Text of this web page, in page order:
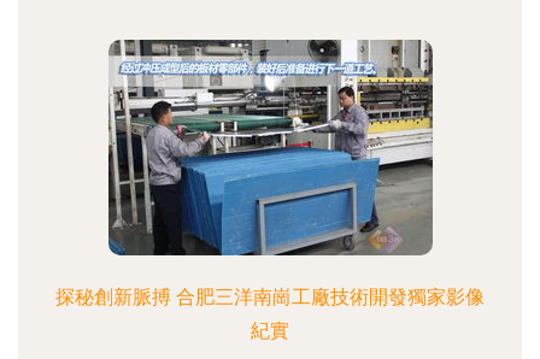
探秘創新脈搏 合肥三洋南崗工廠技術開發獨家影像
紀實